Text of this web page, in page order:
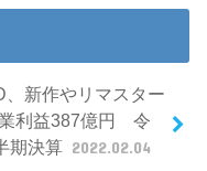
、新作やリマスター
利益387億円 令
期決算 2022.02.04